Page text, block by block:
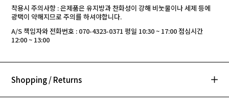
착용시 주의사항 : 은제품은 유지방과 찬화성이 강해 비눗물이나 세제 등에
광택이 약해지므로 주의를 하셔야합니다.
A/S 책임자와 전화번호 : 070-4323-0371 평일 10:30 ~ 17:00 점심시간
12:00 ~ 13:00
Shopping / Returns